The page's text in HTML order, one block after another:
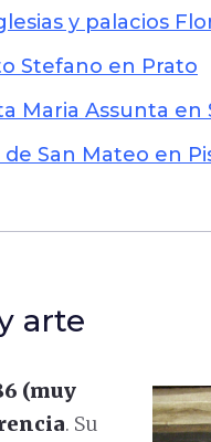
y palacios
Stefano en Prato
Maria Assunta en
San Mateo en
arte
(muy
. Su